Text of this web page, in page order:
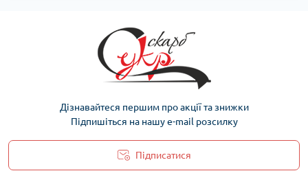
Дізнавайтеся першим про акції та знижки
Підпишіться на нашу e-mail розсилку
Підписатися